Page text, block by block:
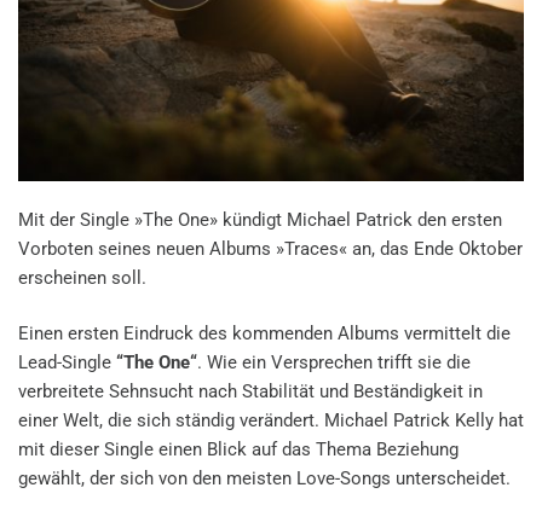
Mit der Single »The One» kündigt Michael Patrick den ersten
Vorboten seines neuen Albums »Traces« an, das Ende Oktober
erscheinen soll.
Einen ersten Eindruck des kommenden Albums vermittelt die
Lead-Single “The One“. Wie ein Versprechen trifft sie die
verbreitete Sehnsucht nach Stabilität und Beständigkeit in
einer Welt, die sich ständig verändert. Michael Patrick Kelly hat
mit dieser Single einen Blick auf das Thema Beziehung
gewählt, der sich von den meisten Love-Songs unterscheidet.